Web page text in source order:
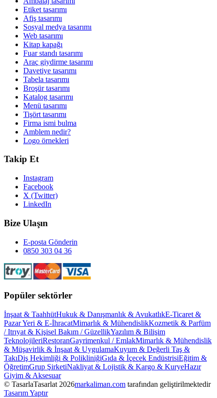
Etiket tasarımı
Afiş tasarımı
Sosyal medya tasarımı
Web tasarımı
Kitap kapağı
Fuar standı tasarımı
Araç giydirme tasarımı
Davetiye tasarımı
Tabela tasarımı
Broşür tasarımı
Katalog tasarımı
Menü tasarımı
Tişört tasarımı
Firma ismi bulma
Amblem nedir?
Logo örnekleri
Takip Et
Instagram
Facebook
X (Twitter)
LinkedIn
Bize Ulaşın
E-posta Gönderin
0850 303 04 36
Popüler sektörler
İnşaat & TaahhütHukuk & Danışmanlık & AvukatlıkE-Ticaret &
Pazar Yeri & E-İhracatMimarlık & MühendislikKozmetik & Parfüm
/ Itrıyat & Kişisel Bakım / GüzellikYazılım & Bilişim
TeknolojileriRestoranGayrimenkul / EmlakMimarlık & Mühendislik
& Müşavirlik & İnşaat & UygulamaKuyum & Değerli Taş &
TakıDiş Hekimliği & PolikliniğiGıda & İçecek EndüstrisiEğitim &
ÖğretimGrup ŞirketiNakliyat & Lojistik & Kargo & KuryeHazır
Giyim & Aksesuar
© TasarlaTasarlat 2026markaliman.com tarafından geliştirilmektedir
Tasarım Yaptır